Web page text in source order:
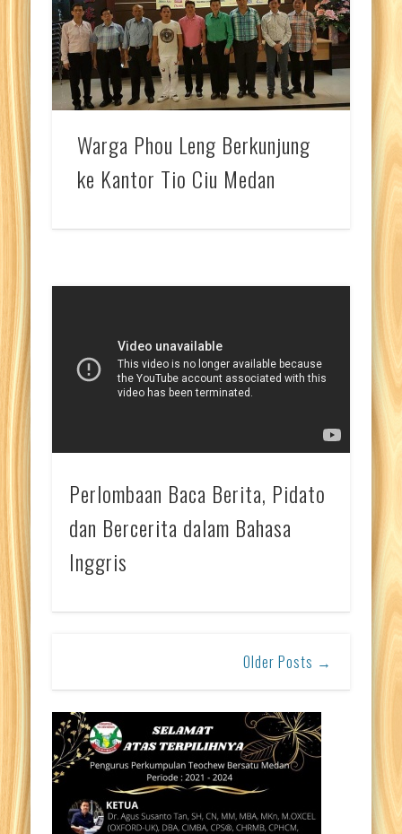
Warga Phou Leng Berkunjung
ke Kantor Tio Ciu Medan
Perlombaan Baca Berita, Pidato
dan Bercerita dalam Bahasa
Inggris
Older Posts →